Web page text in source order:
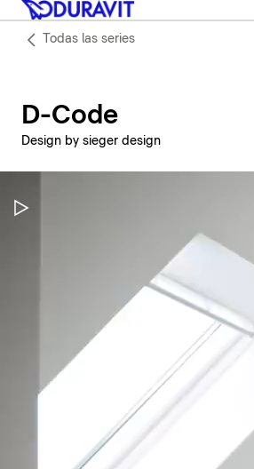
Todas las series
D-Code
Design by sieger design
Pausar vídeo